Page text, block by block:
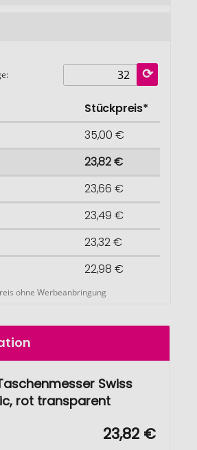
Stückpreis*
35,00 €
23,82 €
23,66 €
23,49 €
23,32 €
22,98 €
ohne Werbeanbringung
Swiss
rot transparent
23,82 €